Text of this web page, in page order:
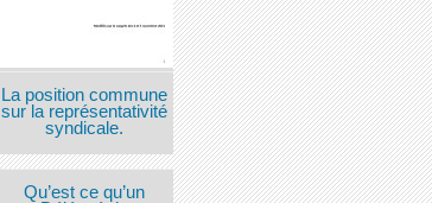
La position commune
sur la représentativité
syndicale.
Qu’est ce qu’un